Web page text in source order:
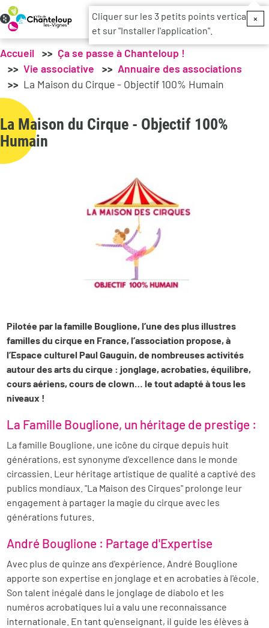
Menu
Accueil
Ça se passe à Chanteloup !
Vie associative
Annuaire des associations
La Maison du Cirque - Objectif 100% Humain
La Maison du Cirque - Objectif 100%
Humain
Pilotée par la famille Bouglione, l’une des plus illustres
familles du cirque en France, l’association propose, à
l’Espace culturel Paul Gauguin, de nombreuses activités
autour des arts du cirque : jonglage, acrobaties, équilibre,
cours aériens, cours de clown… le tout adapté à tous les
niveaux !
La Famille Bouglione, un héritage de prestige :
La famille Bouglione, une icône du cirque depuis huit
générations, est synonyme d'excellence dans le monde
circassien. Leur héritage artistique de qualité a captivé des
publics mondiaux. "La Maison des Cirques" prolonge leur
engagement à partager la magie du cirque avec les
générations futures.
André Bouglione : Partage d'Expertise
Avec plus de quinze ans d'expérience, André Bouglione
apporte son expertise en jonglage et en acrobaties à l'école.
Son talent inégalé dans le jonglage de diabolo et les
numéros acrobatiques lui a valu une reconnaissance
internationale. En tant qu'enseignant, il guide les élèves à
×
Cliquer sur les 3 petits points verticaux
et sur "Installer l'application".